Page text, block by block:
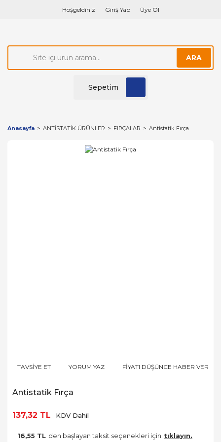
Hoşgeldiniz Giriş Yap Üye Ol
ARA
Sepetim
Anasayfa ANTİSTATİK ÜRÜNLER FIRÇALAR Antistatik Fırça
TAVSİYE ET YORUM YAZ FİYATI DÜŞÜNCE HABER VER
Antistatik Fırça
137,32 TL KDV Dahil
16,55 TL den başlayan taksit seçenekleri için tıklayın.